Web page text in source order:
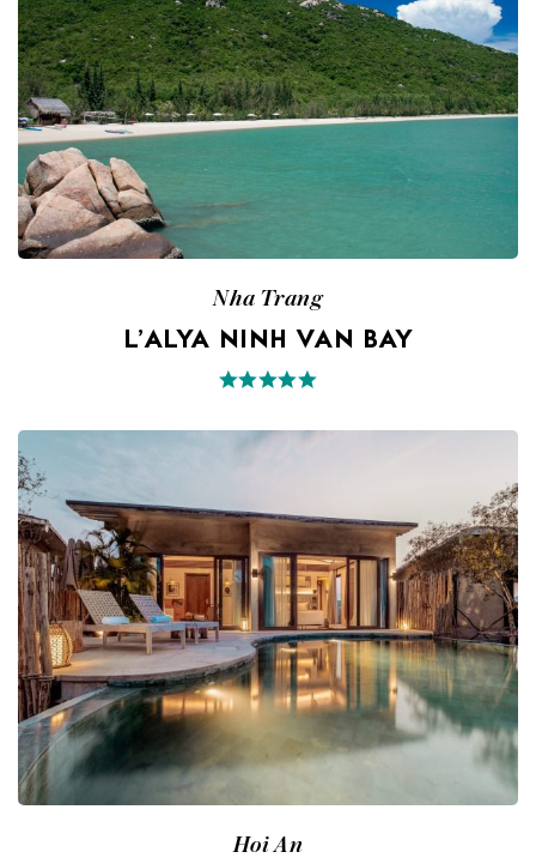
Nha Trang
L’ALYA NINH VAN BAY
Hoi An